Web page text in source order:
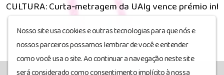
CULTURA: Curta-metragem da UAlg vence prémio
Nosso site usa cookies e outras tecnologias para que nós e
nossos parceiros possamos lembrar de você e entender
como você usa o site. Ao continuar a navegação neste site